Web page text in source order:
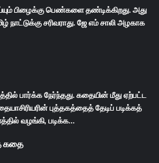
பிழைக்கு பெண்களை தண்டிக்கிறது. அது
நாட்டுக்கு சரிவராது. ஜே எம் சாலி அழகாக
பார்க்க நேர்ந்தது. கதையின் மீது ஏற்பட்ட
புத்தகத்தைத் தேடிப் படிக்கத்
வழங்கி, படிக்க…
கதை